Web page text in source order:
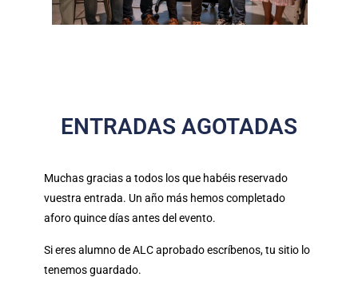
ENTRADAS AGOTADAS
Muchas gracias a todos los que habéis reservado
vuestra entrada. Un año más hemos completado
aforo quince días antes del evento.
Si eres alumno de ALC aprobado escríbenos, tu sitio lo
tenemos guardado.